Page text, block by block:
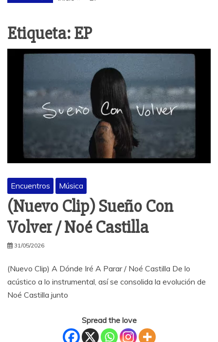
Etiqueta:EP
Encuentros Música
(Nuevo Clip) Sueño Con
Volver / Noé Castilla
31/05/2026
(Nuevo Clip) A Dónde Iré A Parar / Noé Castilla De lo
acústico a lo instrumental, así se consolida la evolución de
Noé Castilla junto
Spread the love